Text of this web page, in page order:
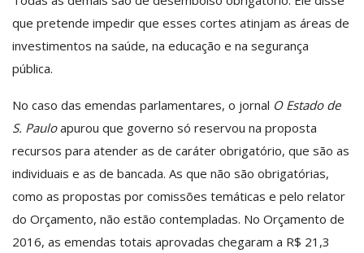
que pretende impedir que esses cortes atinjam as áreas de
investimentos na saúde, na educação e na segurança
pública.
No caso das emendas parlamentares, o jornal O Estado de
S. Pauloapurou que governo só reservou na proposta
recursos para atender as de caráter obrigatório, que são as
individuais e as de bancada. As que não são obrigatórias,
como as propostas por comissões temáticas e pelo relator
do Orçamento, não estão contempladas. No Orçamento de
2016, as emendas totais aprovadas chegaram a R$ 21,3